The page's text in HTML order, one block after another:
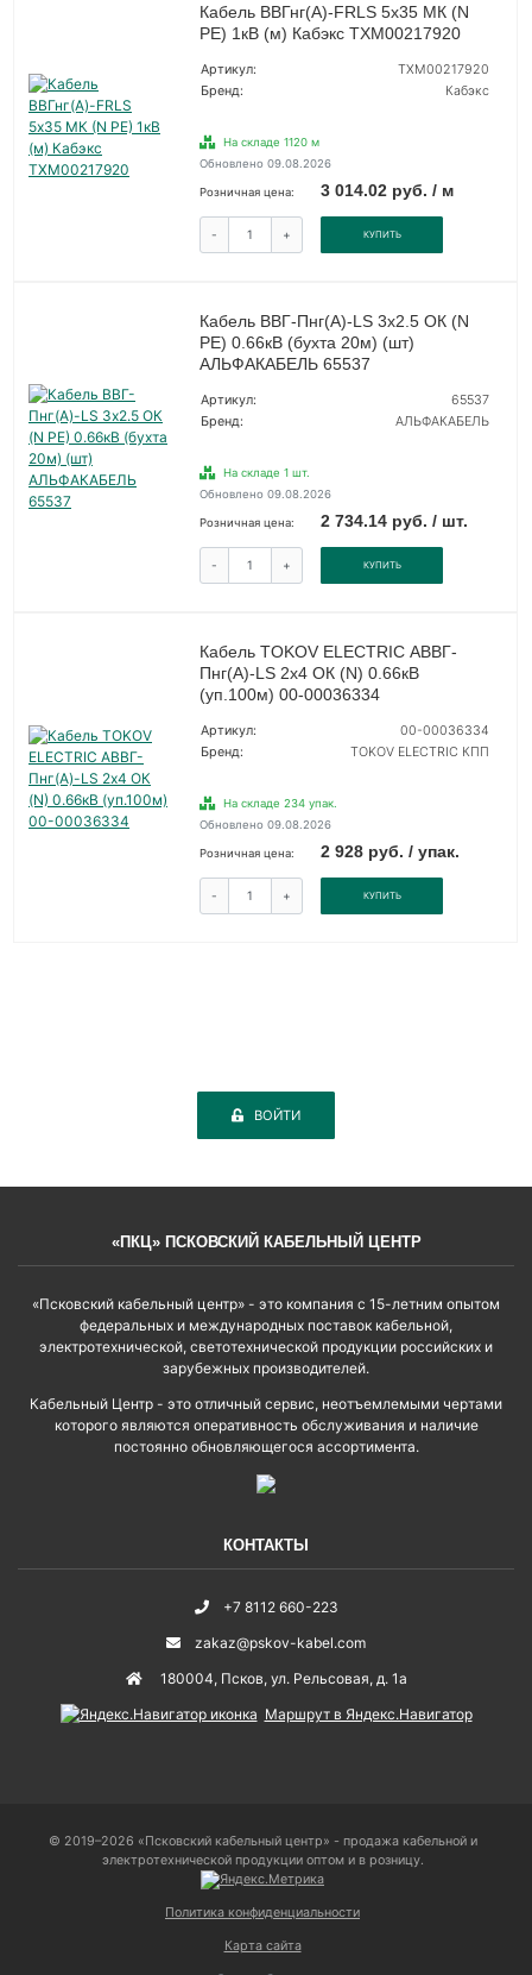
Кабель ВВГнг(А)-FRLS 5х35 МК (N
PE) 1кВ (м) Кабэкс ТХМ00217920
Артикул:
ТХМ00217920
Бренд:
Кабэкс
На складе 1120 м
Обновлено 09.08.2026
Розничная цена: 3 014.02 руб. / м
- + КУПИТЬ
Кабель ВВГ-Пнг(А)-LS 3х2.5 ОК (N
PE) 0.66кВ (бухта 20м) (шт)
АЛЬФАКАБЕЛЬ 65537
Артикул:
65537
Бренд:
АЛЬФАКАБЕЛЬ
На складе 1 шт.
Обновлено 09.08.2026
Розничная цена: 2 734.14 руб. / шт.
- + КУПИТЬ
Кабель TOKOV ELECTRIC АВВГ-
Пнг(А)-LS 2х4 ОК (N) 0.66кВ
(уп.100м) 00-00036334
Артикул:
00-00036334
Бренд:
TOKOV ELECTRIC КПП
На складе 234 упак.
Обновлено 09.08.2026
Розничная цена: 2 928 руб. / упак.
- + КУПИТЬ
ВОЙТИ
«ПКЦ» ПСКОВСКИЙ КАБЕЛЬНЫЙ ЦЕНТР
«Псковский кабельный центр» - это компания с 15-летним опытом
федеральных и международных поставок кабельной,
электротехнической, светотехнической продукции российских и
зарубежных производителей.
Кабельный Центр - это отличный сервис, неотъемлемыми чертами
которого являются оперативность обслуживания и наличие
постоянно обновляющегося ассортимента.
КОНТАКТЫ
+7 8112 660-223
zakaz@pskov-kabel.com
180004, Псков, ул. Рельсовая, д. 1а
Маршрут в Яндекс.Навигатор
© 2019–2026 «Псковский кабельный центр» - продажа кабельной и
электротехнической продукции оптом и в розницу.
Политика конфиденциальности
Карта сайта